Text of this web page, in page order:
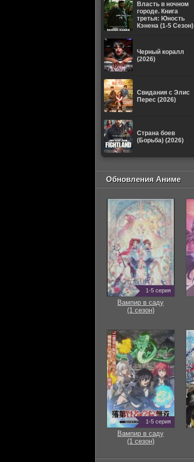
Власть в ночном
городе. Книга
третья: Юность
Кэнена (1-5 Сезон)
Черный коралл
(2026)
Свидания с Элис
Перес (2026)
Страна боев
(Борьба) (2026)
Обновления Аниме
1-5 серия
Вампир в саду
(1 сезон)
1-5 серия
Вампир в саду
(1 сезон)